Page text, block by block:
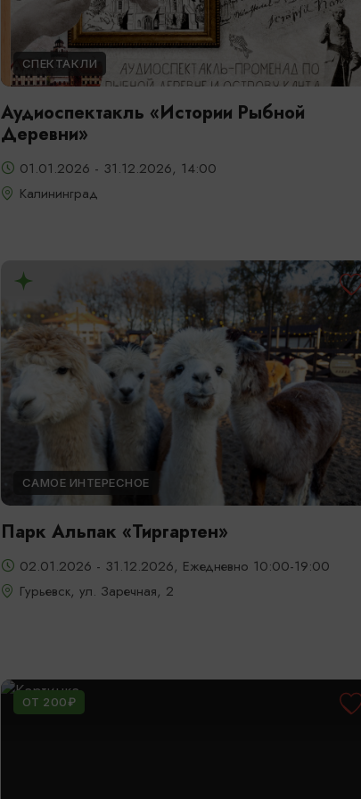
СПЕКТАКЛИ
Аудиоспектакль «Истории Рыбной
Деревни»
01.01.2026 - 31.12.2026, 14:00
Калининград
САМОЕ ИНТЕРЕСНОЕ
Парк Альпак «Тиргартен»
02.01.2026 - 31.12.2026, Ежедневно 10:00-19:00
Гурьевск, ул. Заречная, 2
ОТ 200₽